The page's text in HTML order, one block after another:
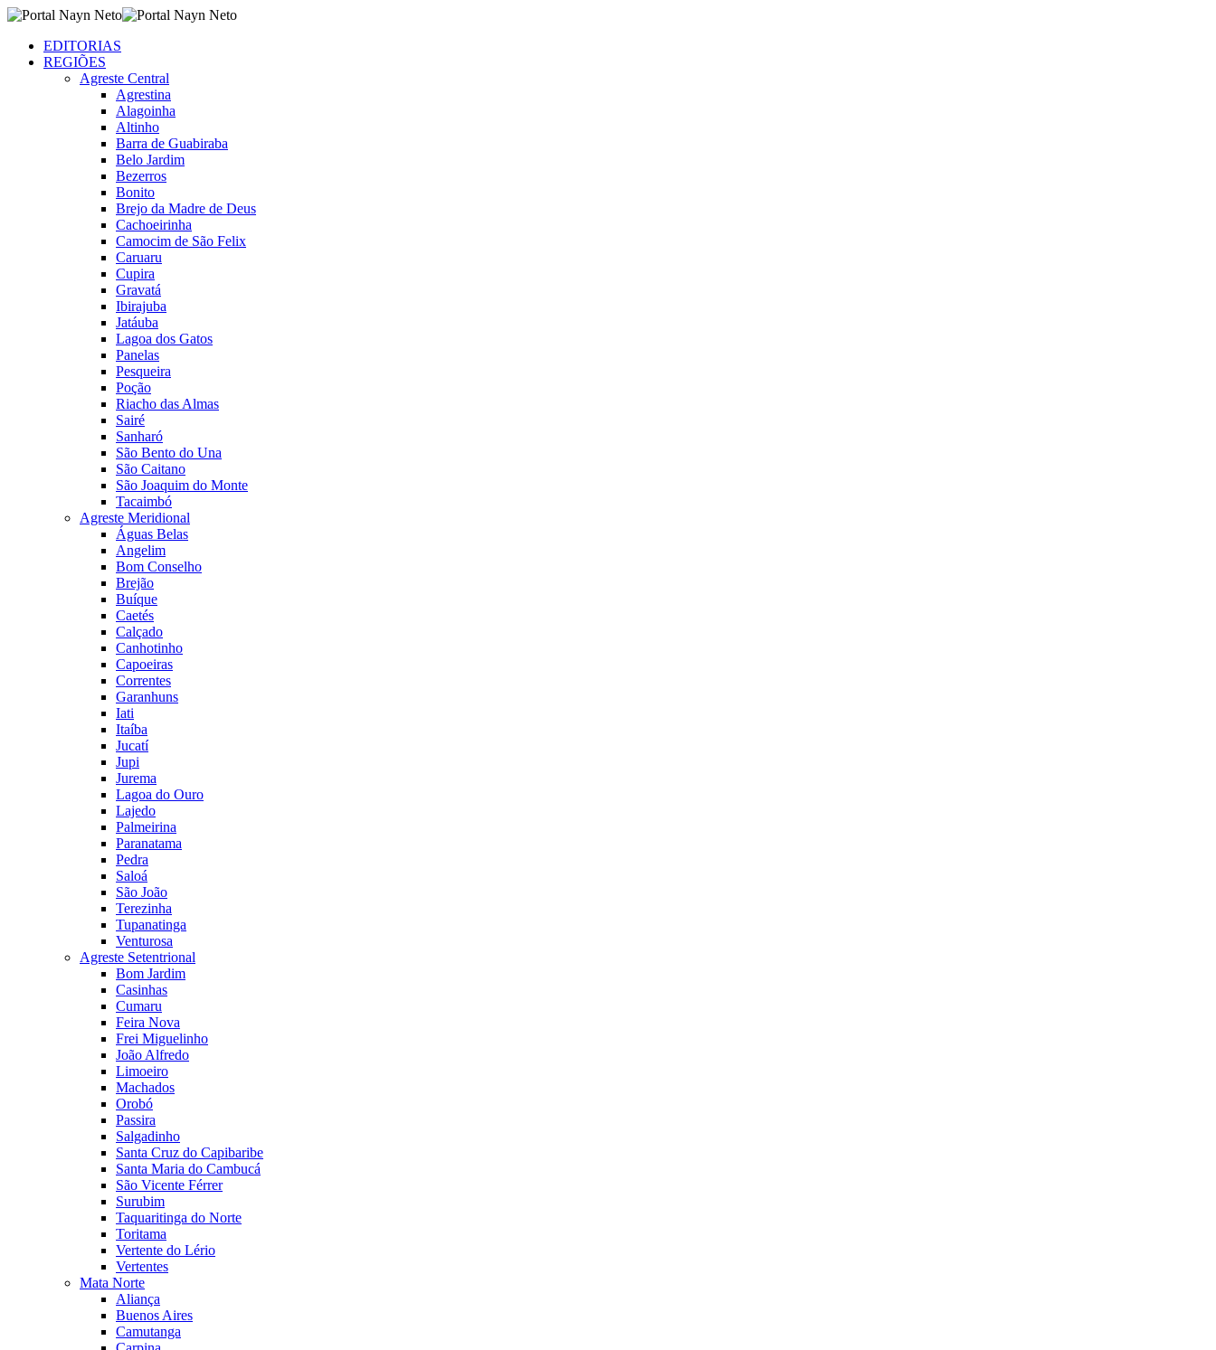
EDITORIAS
REGIÕES
Agreste Central
Agrestina
Alagoinha
Altinho
Barra de Guabiraba
Belo Jardim
Bezerros
Bonito
Brejo da Madre de Deus
Cachoeirinha
Camocim de São Felix
Caruaru
Cupira
Gravatá
Ibirajuba
Jatáuba
Lagoa dos Gatos
Panelas
Pesqueira
Poção
Riacho das Almas
Sairé
Sanharó
São Bento do Una
São Caitano
São Joaquim do Monte
Tacaimbó
Agreste Meridional
Águas Belas
Angelim
Bom Conselho
Brejão
Buíque
Caetés
Calçado
Canhotinho
Capoeiras
Correntes
Garanhuns
Iati
Itaíba
Jucatí
Jupi
Jurema
Lagoa do Ouro
Lajedo
Palmeirina
Paranatama
Pedra
Saloá
São João
Terezinha
Tupanatinga
Venturosa
Agreste Setentrional
Bom Jardim
Casinhas
Cumaru
Feira Nova
Frei Miguelinho
João Alfredo
Limoeiro
Machados
Orobó
Passira
Salgadinho
Santa Cruz do Capibaribe
Santa Maria do Cambucá
São Vicente Férrer
Surubim
Taquaritinga do Norte
Toritama
Vertente do Lério
Vertentes
Mata Norte
Aliança
Buenos Aires
Camutanga